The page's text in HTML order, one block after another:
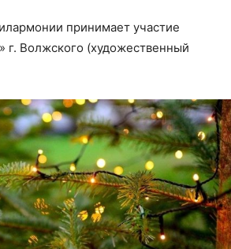
принимает участие
г. Волжского (художественный